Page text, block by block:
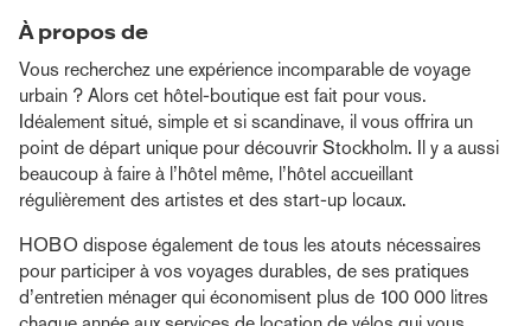
À propos de
Vous recherchez une expérience incomparable de voyage
urbain ? Alors cet hôtel-boutique est fait pour vous.
Idéalement situé, simple et si scandinave, il vous offrira un
point de départ unique pour découvrir Stockholm. Il y a aussi
beaucoup à faire à l’hôtel même, l’hôtel accueillant
régulièrement des artistes et des start-up locaux.
HOBO dispose également de tous les atouts nécessaires
pour participer à vos voyages durables, de ses pratiques
d’entretien ménager qui économisent plus de 100 000 litres